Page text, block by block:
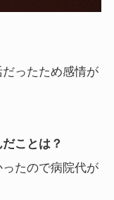
ったため感情が
ことは？
たので病院代が